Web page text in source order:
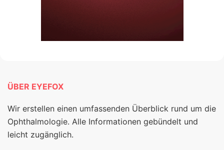
ÜBER EYEFOX
Wir erstellen einen umfassenden Überblick rund um die
Ophthalmologie. Alle Informationen gebündelt und
leicht zugänglich.